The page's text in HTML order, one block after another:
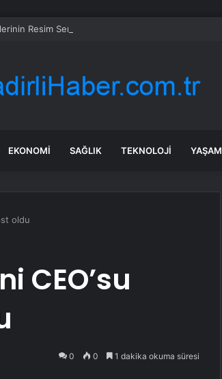
Resim Sergisi
EKONOMI SAĞLIK TEKNOLOJI YAŞAM
oldu
CEO’su
0 0 1 dakika okuma süresi